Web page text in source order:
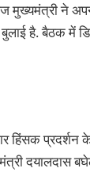
मुख्यमंत्री ने
है. बैठक में
हिंसक
मंत्री